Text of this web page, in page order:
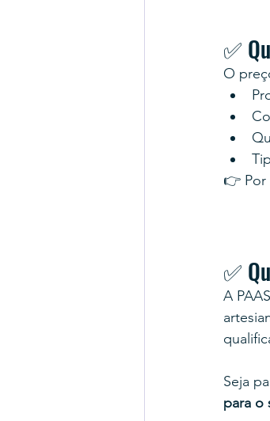
✅
O
👉 Por
✅
A
Seja
para o